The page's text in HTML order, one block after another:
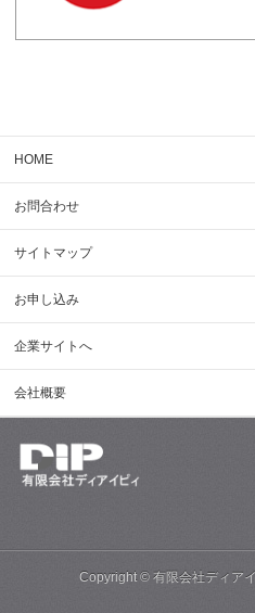
HOME
お問合わせ
サイトマップ
お申し込み
企業サイトへ
会社概要
Copyright © 有限会社ディア